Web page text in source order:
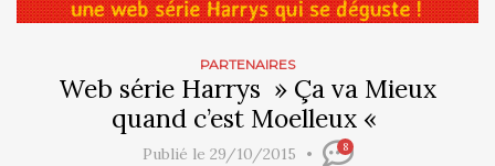
PARTENAIRES
Web série Harrys » Ça va Mieux
quand c’est Moelleux «
Publié le 29/10/2015 8